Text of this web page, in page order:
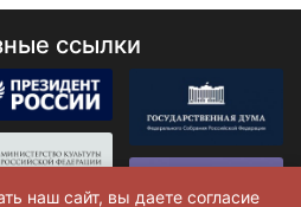
ссылки
наш сайт, вы даете согласие